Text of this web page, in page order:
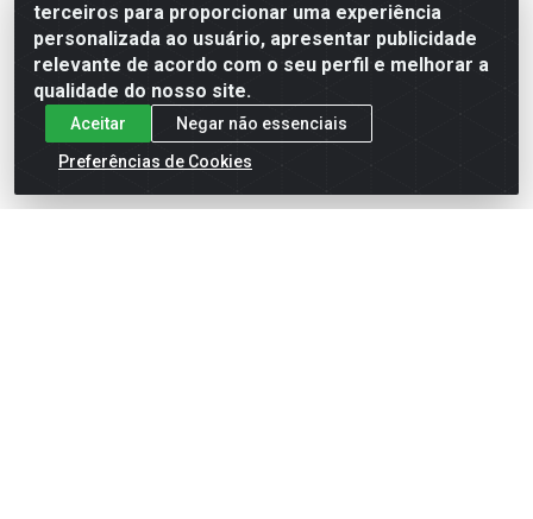
terceiros para proporcionar uma experiência
personalizada ao usuário, apresentar publicidade
relevante de acordo com o seu perfil e melhorar a
qualidade do nosso site.
Aceitar
Negar não essenciais
Preferências de Cookies
Formas de Pagamento